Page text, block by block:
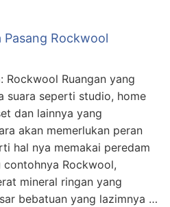
Rockwool
Rockwool Ruangan yang
suara seperti studio, home
dan lainnya yang
akan memerlukan peran
hal nya memakai peredam
contohnya Rockwool,
mineral ringan yang
bebatuan yang lazimnya …